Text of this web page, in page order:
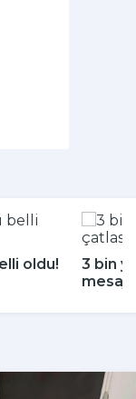
oldu!
3 bin
mesajı